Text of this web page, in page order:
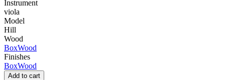
Instrument
viola
Model
Hill
Wood
BoxWood
Finishes
BoxWood
Add to cart